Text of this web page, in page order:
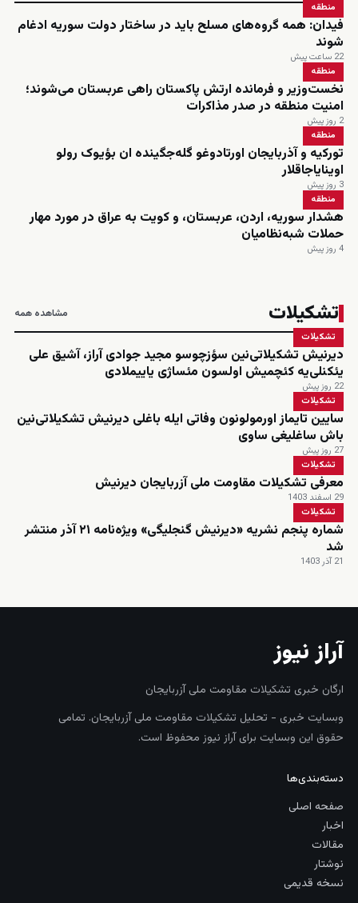
منطقه
فیدان: همه گروه‌های مسلح باید در ساختار دولت سوریه ادغام
شوند
22 ساعت پیش
منطقه
نخست‌وزیر و فرمانده ارتش پاکستان راهی عربستان می‌شوند؛
امنیت منطقه در صدر مذاکرات
2 روز پیش
منطقه
تورکیه و آذربایجان اورتادوغو گله‌جگینده ان بؤیوک رولو
اوینایاجاقلار
3 روز پیش
منطقه
هشدار سوریه، اردن، عربستان، و کویت به عراق در مورد مهار
حملات شبه‌نظامیان
4 روز پیش
تشکیلات مشاهده همه
تشکیلات
دیرنیش تشکیلاتی‌نین سؤزچوسو مجید جوادی آراز، آشیق علی
یئکنلی‌یه کئچمیش اولسون مئساژی یاییملادی
22 روز پیش
تشکیلات
سایین تایماز اورمولونون وفاتی ایله باغلی دیرنیش تشکیلاتی‌نین
باش ساغلیغی ساوی
27 روز پیش
تشکیلات
معرفی تشکیلات مقاومت ملی آزربایجان دیرنیش
29 اسفند 1403
تشکیلات
شماره پنجم نشریه «دیرنیش گنجلیگی» ویژه‌نامه ۲۱ آذر منتشر
شد
21 آذر 1403
آراز نیوز
ارگان خبری تشکیلات مقاومت ملی آزربایجان
وبسایت خبری - تحلیل تشکیلات مقاومت ملی آزربایجان. تمامی
حقوق این وبسایت برای آراز نیوز محفوظ است.
دسته‌بندی‌ها
صفحه اصلی
اخبار
مقالات
نوشتار
نسخه قدیمی